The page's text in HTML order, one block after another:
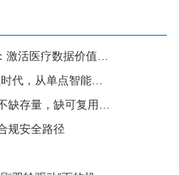
数据价值的关键规则
点智能走向全域协同
可复用的高质量数据集
规安全路径